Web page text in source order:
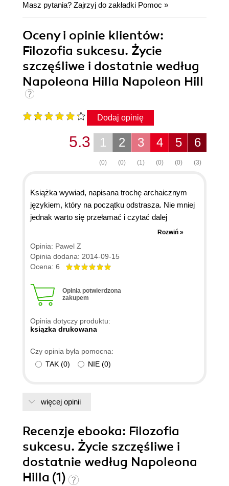
Masz pytania? Zajrzyj do zakładki Pomoc »
Oceny i opinie klientów:
Filozofia sukcesu. Życie
szczęśliwe i dostatnie według
Napoleona Hilla Napoleon Hill
Dodaj opinię
6
(3)
5
(0)
4
(0)
3
(1)
2
(0)
1
(0)
5.3
Książka wywiad, napisana trochę archaicznym
językiem, który na początku odstrasza. Nie mniej
jednak warto się przełamać i czytać dalej
ponieważ książka jest świetna. Czytałem już kilka
pozycji o podobnej tematyce ale ta jest najlepiej
ustrukturyzowana ze wszystkich. Metodyczna
analiza sukcesu dokonana przez Carnage jest na
współczesnych "speców" od sukcesu, jakich
przeczytałem. Piszę, że współczesnych ponieważ
przeprowadzony około roku 1908, czyli ponad 100
przez ten czas moim zdaniem ani jedna z
przedstawionych zasad sukcesu się nie
Rozwiń »
Opinia: Pawel Z
Opinia dodana: 2014-09-15
Ocena: 6
Opinia potwierdzona
zakupem
Opinia dotyczy produktu:
ksiązka drukowana
Czy opinia była pomocna:
TAK (0) NIE (0)
więcej opinii
Recenzje ebooka: Filozofia
sukcesu. Życie szczęśliwe i
dostatnie według Napoleona
Hilla (1)